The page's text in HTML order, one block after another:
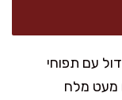
עם תפוחי
מעט מלח